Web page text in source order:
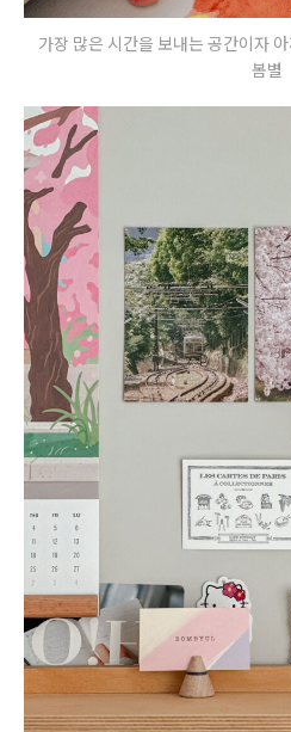
가장 많은 시간을 보내는 공간이자
봄별